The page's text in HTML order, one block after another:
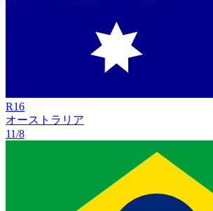
R16
オーストラリア
11/8